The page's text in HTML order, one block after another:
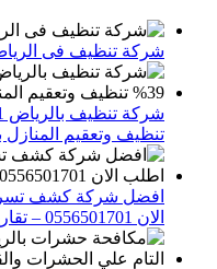
شركة تنظيف فى
تنظيف وتعقيم المنازل
الان 0556501701‬‏ – تقارير معتمدة